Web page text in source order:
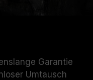
Garantie
Umtausch